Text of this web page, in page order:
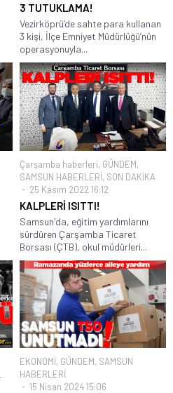
3 TUTUKLAMA!
Vezirköprü’de sahte para kullanan
3 kişi, İlçe Emniyet Müdürlüğü’nün
operasyonuyla...
Çarşamba haberleri, GÜNDEM,
SAMSUN HABERLERİ, SON DAKİKA
25 Kasım 2022 16:12
KALPLERİ ISITTI!
Samsun'da, eğitim yardımlarını
sürdüren Çarşamba Ticaret
Borsası (ÇTB), okul müdürleri...
EKONOMİ, GÜNDEM, SAMSUN
HABERLERİ
15 Nisan 2024 15:06